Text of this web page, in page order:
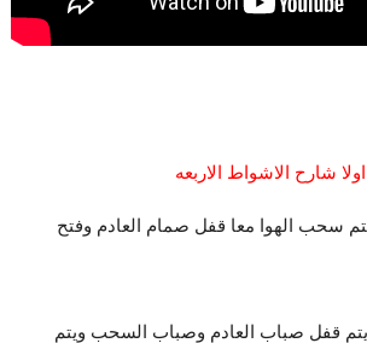
اولا شارح الاشواط الاربعه
سحب الهوا معا قفل صمام العادم وفتح
قفل صباب العادم وصباب السحب ويتم